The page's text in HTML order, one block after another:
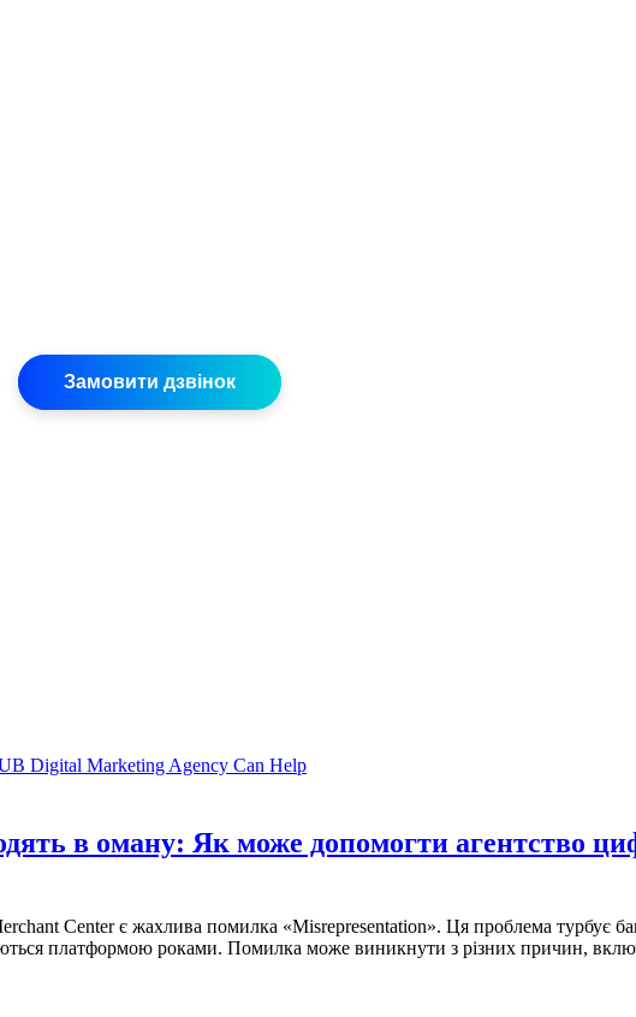
Замовити дзвінок
в оману: Як може допомогти агентство
Center є жахлива помилка «Misrepresentation». Ця проблема турбує
платформою роками. Помилка може виникнути з різних причин,